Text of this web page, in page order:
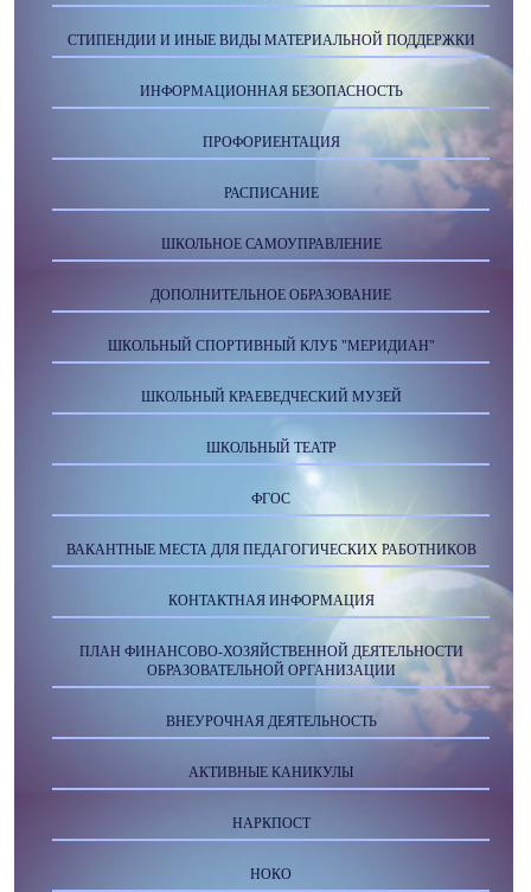
СТИПЕНДИИ И ИНЫЕ ВИДЫ МАТЕРИАЛЬНОЙ ПОДДЕРЖКИ
ИНФОРМАЦИОННАЯ БЕЗОПАСНОСТЬ
ПРОФОРИЕНТАЦИЯ
РАСПИСАНИЕ
ШКОЛЬНОЕ САМОУПРАВЛЕНИЕ
ДОПОЛНИТЕЛЬНОЕ ОБРАЗОВАНИЕ
ШКОЛЬНЫЙ СПОРТИВНЫЙ КЛУБ "МЕРИДИАН"
ШКОЛЬНЫЙ КРАЕВЕДЧЕСКИЙ МУЗЕЙ
ШКОЛЬНЫЙ ТЕАТР
ФГОС
ВАКАНТНЫЕ МЕСТА ДЛЯ ПЕДАГОГИЧЕСКИХ РАБОТНИКОВ
КОНТАКТНАЯ ИНФОРМАЦИЯ
ПЛАН ФИНАНСОВО-ХОЗЯЙСТВЕННОЙ ДЕЯТЕЛЬНОСТИ
ОБРАЗОВАТЕЛЬНОЙ ОРГАНИЗАЦИИ
ВНЕУРОЧНАЯ ДЕЯТЕЛЬНОСТЬ
АКТИВНЫЕ КАНИКУЛЫ
НАРКПОСТ
НОКО